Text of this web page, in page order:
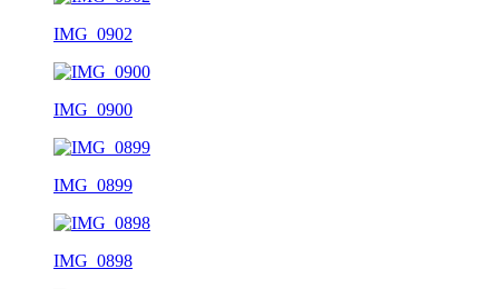
IMG_0902
IMG_0900
IMG_0899
IMG_0898